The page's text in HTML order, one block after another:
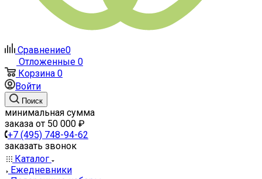
Сравнение0
Отложенные 0
Корзина 0
Войти
Поиск
минимальная сумма
заказа от 50 000 ₽
+7 (495) 748-94-62
заказать звонок
Каталог
Ежедневники